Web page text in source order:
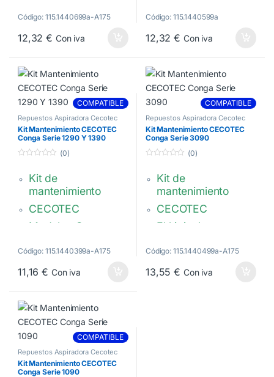
1 Cepillo central
Código: 115.1440699a-A175
12,32€ Con iva
1 Cepillo central
Código: 115.1440599a
12,32€ Con iva
COMPATIBLE
Repuestos Aspiradora Cecotec
Kit Mantenimiento CECOTEC
Conga Serie 1290 Y 1390
e
(0)
Kit de
mantenimiento
CECOTEC
Modelos Conga
2 Cepillos laterales1
Filtro Hepa
1 Mopa
Código: 115.1440399a-A175
11,16€ Con iva
COMPATIBLE
Repuestos Aspiradora Cecotec
Kit Mantenimiento CECOTEC
Conga Serie 3090
e
(0)
Kit de
mantenimiento
CECOTEC
El kit incluye:
1 Cepillo central
Código: 115.1440499a-A175
13,55€ Con iva
COMPATIBLE
Repuestos Aspiradora Cecotec
Kit Mantenimiento CECOTEC
Conga Serie 1090